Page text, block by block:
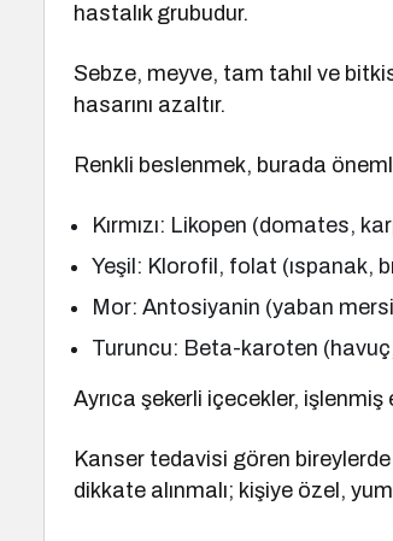
hastalık grubudur.
Sebze, meyve, tam tahıl ve
hasarını azaltır.
Renkli beslenmek, burada
Kırmızı: Likopen (domates,
Yeşil: Klorofil, folat (ıspanak,
Mor: Antosiyanin (yaban
Turuncu: Beta-karoten
Ayrıca şekerli içecekler,
Kanser tedavisi gören
dikkate alınmalı; kişiye özel,